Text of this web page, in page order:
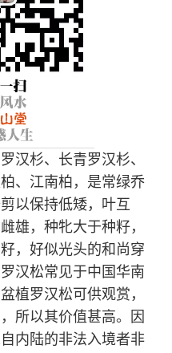
汉杉、长青罗汉杉、
、江南柏，是常绿乔
以保持低矮，叶互
雄，种牝大于种籽，
，好似光头的和尚穿
汉松常见于中国华南
植罗汉松可供观赏，
所以其价值甚高。因
内陆的非法入境者非